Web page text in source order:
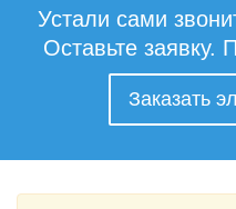
Устали сами
Оставьте заявку.
Заказать